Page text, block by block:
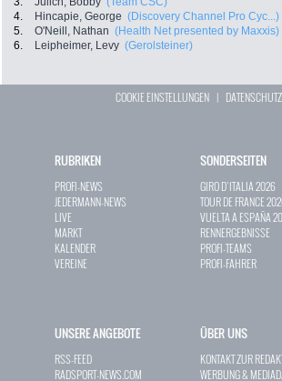
4.
Hincapie, George (Discovery Channel Pro Cyc...)
5.
O'Neill, Nathan (Health Net presented by Maxxis)
6.
Leipheimer, Levy (Gerolsteiner)
COOKIE EINSTELLUNGEN | DATENSCHUTZ
RUBRIKEN
PROFI-NEWS
JEDERMANN-NEWS
LIVE
MARKT
KALENDER
VEREINE
SONDERSEITEN
GIRO D`ITALIA 2026
TOUR DE FRANCE
VUELTA A ESPAÑA
RENNERGEBNISSE
PROFI-TEAMS
PROFI-FAHRER
UNSERE ANGEBOTE
RSS-FEED
RADSPORT-NEWS.COM
ÜBER UNS
KONTAKT ZUR
WERBUNG &